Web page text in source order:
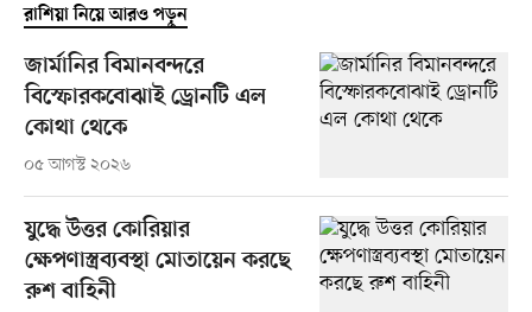
রাশিয়া নিয়ে আরও পড়ুন
জার্মানির বিমানবন্দরে
বিস্ফোরকবোঝাই ড্রোনটি এল
কোথা থেকে
০৫ আগস্ট ২০২৬
যুদ্ধে উত্তর কোরিয়ার
ক্ষেপণাস্ত্রব্যবস্থা মোতায়েন করছে
রুশ বাহিনী